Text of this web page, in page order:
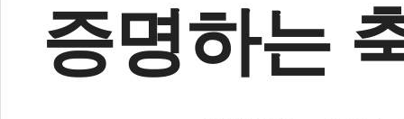
증명하는